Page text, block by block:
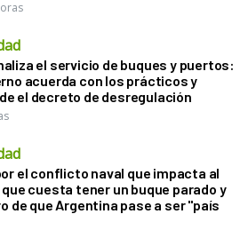
el servicio de buques y puertos:
acuerda con los prácticos y
el decreto de desregulación
el conflicto naval que impacta al
cuesta tener un buque parado y
de que Argentina pase a ser "país